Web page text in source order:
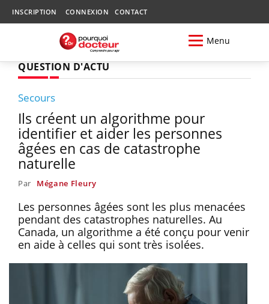
INSCRIPTION CONNEXION CONTACT
Menu
QUESTION D'ACTU
Secours
Ils créent un algorithme pour
identifier et aider les personnes
âgées en cas de catastrophe
naturelle
Par Mégane Fleury
Les personnes âgées sont les plus menacées
pendant des catastrophes naturelles. Au
Canada, un algorithme a été conçu pour venir
en aide à celles qui sont très isolées.